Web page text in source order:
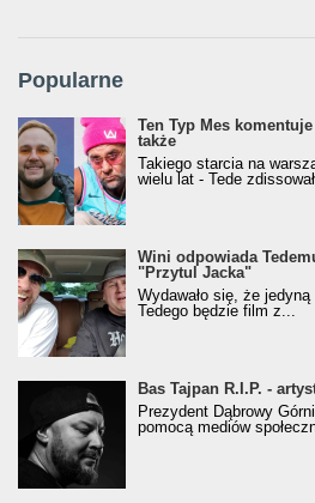
Popularne
Ten Typ Mes
także
Takiego starcia na
wielu lat - Tede
Wini odpowiada
"Przytul Jacka"
Wydawało się, że
Tedego będzie film z...
Bas Tajpan R.I.P. -
Prezydent Dąbrowy
pomocą mediów